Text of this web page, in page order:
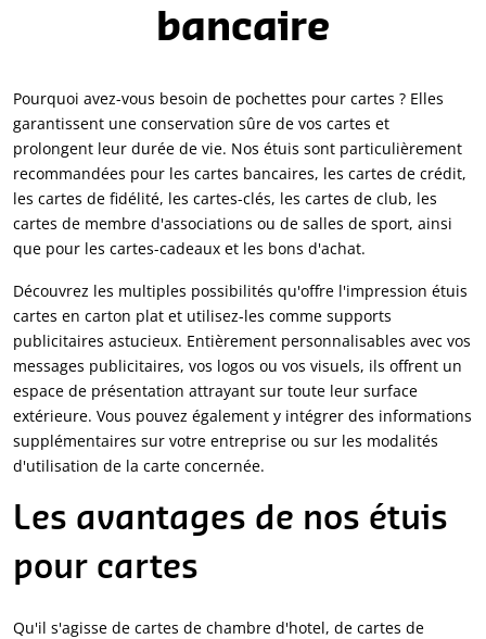
bancaire
Pourquoi avez-vous besoin de pochettes pour cartes ? Elles
garantissent une conservation sûre de vos cartes et
prolongent leur durée de vie. Nos étuis sont particulièrement
recommandées pour les cartes bancaires, les cartes de crédit,
les cartes de fidélité, les cartes-clés, les cartes de club, les
cartes de membre d'associations ou de salles de sport, ainsi
que pour les cartes-cadeaux et les bons d'achat.
Découvrez les multiples possibilités qu'offre l'impression étuis
cartes en carton plat et utilisez-les comme supports
publicitaires astucieux. Entièrement personnalisables avec vos
messages publicitaires, vos logos ou vos visuels, ils offrent un
espace de présentation attrayant sur toute leur surface
extérieure. Vous pouvez également y intégrer des informations
supplémentaires sur votre entreprise ou sur les modalités
d'utilisation de la carte concernée.
Les avantages de nos étuis
pour cartes
Qu'il s'agisse de cartes de chambre d'hotel, de cartes de